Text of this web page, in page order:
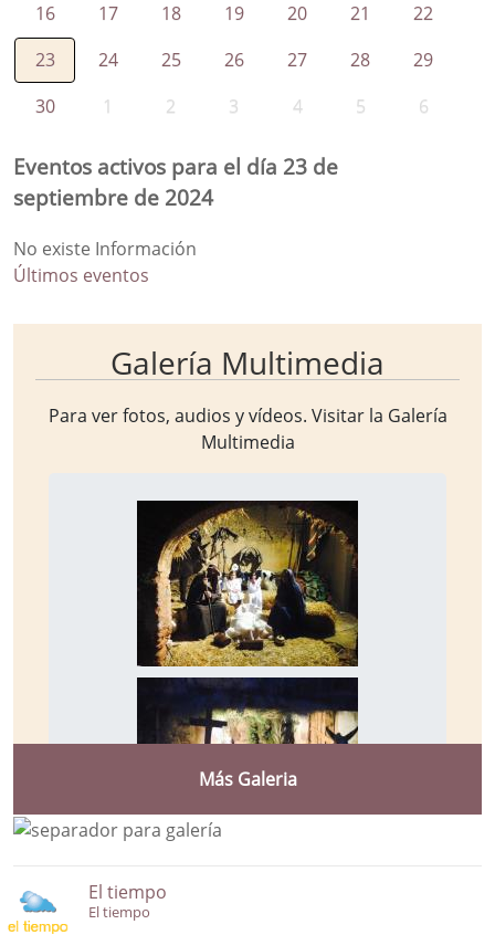
16 17 18 19 20 21
22
23
24 25 26 27 28
29
30
1 2 3 4 5 6
Eventos activos para el día 23 de
septiembre de 2024
No existe Información
Últimos eventos
Galería Multimedia
Para ver fotos, audios y vídeos. Visitar la Galería
Multimedia
Más Galeria
El tiempo
El tiempo